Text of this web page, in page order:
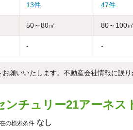
13件 47件
50～80㎡ 80～100㎡
- -
願いいたします。不動産会社情報に誤
ンチュリー21アーネス
の検索条件 なし